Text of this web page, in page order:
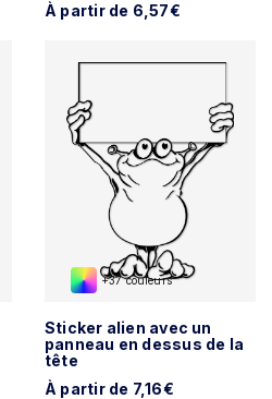
À partir de 6,57€
+37 couleurs
Sticker alien avec un
panneau en dessus de la
tête
À partir de 7,16€